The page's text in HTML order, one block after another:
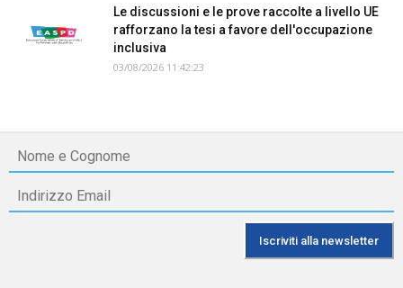
Le discussioni e le prove raccolte a livello UE
rafforzano la tesi a favore dell'occupazione
inclusiva
03/08/2026 11:42:23